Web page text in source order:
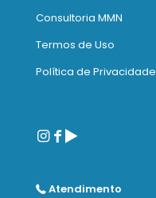
Consultoria MMN
Termos de Uso
Política de Privacidade
Atendimento